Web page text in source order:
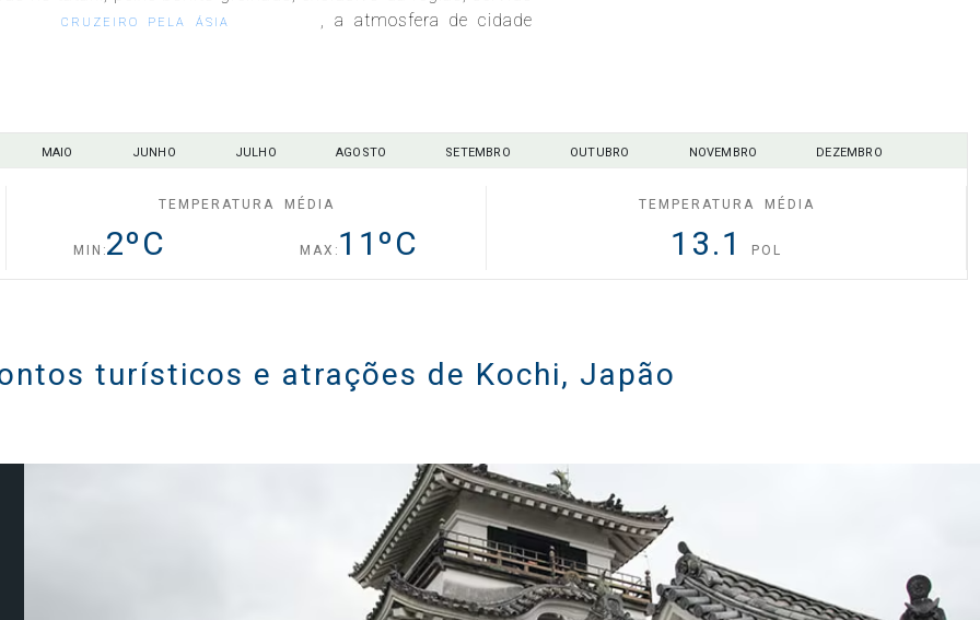
CRUZEIRO PELA ÁSIA
, a atmosfera de cidade
MAIO JUNHO JULHO AGOSTO SETEMBRO OUTUBRO NOVEMBRO DEZEMBRO
TEMPERATURA MÉDIA
MIN:2ºC MAX: 11 ºC
TEMPERATURA MÉDIA
13.1 POL
turísticos e atrações de Kochi, Japão